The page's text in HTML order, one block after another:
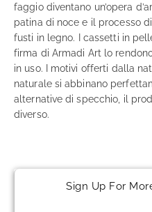
faggio diventano un’opera
patina di noce e il processo
fusti in legno. I cassetti in
firma di Armadi Art lo
in uso. I motivi offerti dalla
naturale si abbinano
alternative di specchio, il
diverso.
Sign Up For